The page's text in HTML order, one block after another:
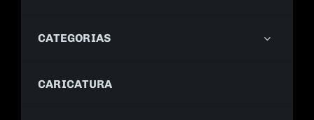
CATEGORIAS
CARICATURA